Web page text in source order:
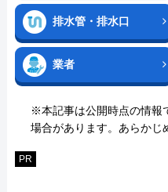
排水管・排水口
業者
※本記事は公開時点の情報
場合があります。あらかじ
PR